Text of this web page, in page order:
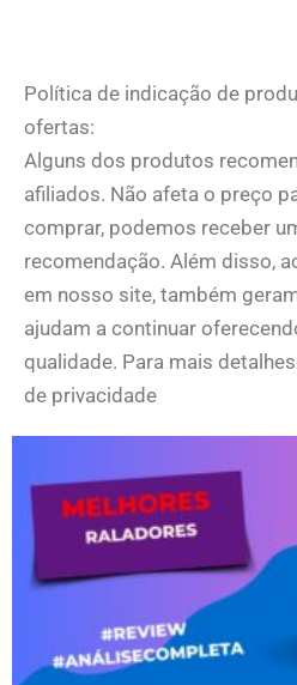
Política de indicação de
ofertas:
Alguns dos produtos
afiliados. Não afeta o preço
comprar, podemos receber
recomendação. Além disso,
em nosso site, também
ajudam a continuar
qualidade. Para mais
de privacidade